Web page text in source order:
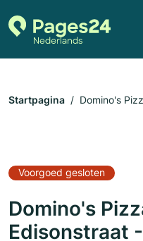
Startpagina
Domino's
Voorgoed gesloten
Domino's
Edisonstraat